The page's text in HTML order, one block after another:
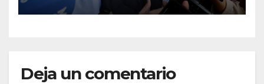
Deja un comentario